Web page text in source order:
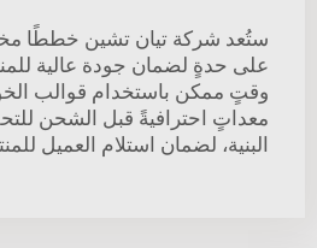
ستُعد شركة تيان تشين خططًا
على حدةٍ لضمان جودة عالية
وقتٍ ممكن باستخدام قوالب
معداتٍ احترافيةً قبل الشحن
البنية، لضمان استلام العميل